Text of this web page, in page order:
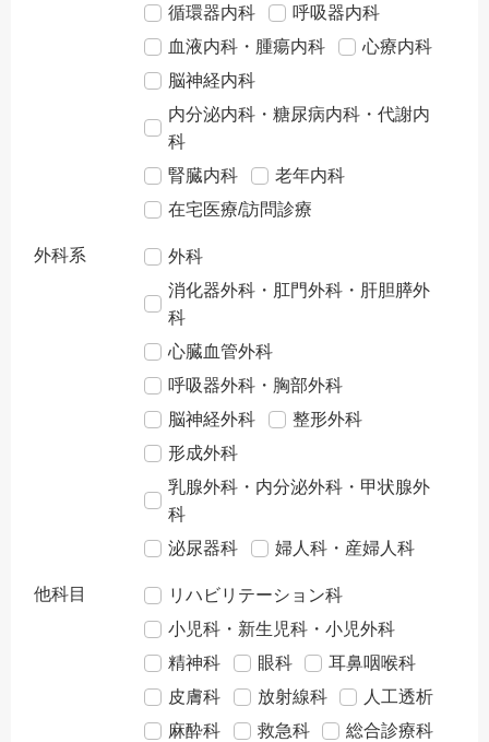
循環器内科
呼吸器内科
血液内科・腫瘍内科
心療内科
脳神経内科
内分泌内科・糖尿病内科・代謝内
科
腎臓内科
老年内科
在宅医療/訪問診療
外科系
外科
消化器外科・肛門外科・肝胆膵外
科
心臓血管外科
呼吸器外科・胸部外科
脳神経外科
整形外科
形成外科
乳腺外科・内分泌外科・甲状腺外
科
泌尿器科
婦人科・産婦人科
他科目
リハビリテーション科
小児科・新生児科・小児外科
精神科
眼科
耳鼻咽喉科
皮膚科
放射線科
人工透析
麻酔科
救急科
総合診療科